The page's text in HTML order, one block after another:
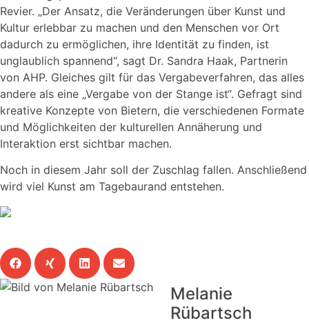
Revier. „Der Ansatz, die Veränderungen über Kunst und
Kultur erlebbar zu machen und den Menschen vor Ort
dadurch zu ermöglichen, ihre Identität zu finden, ist
unglaublich spannend“, sagt Dr. Sandra Haak, Partnerin
von AHP. Gleiches gilt für das Vergabeverfahren, das alles
andere als eine „Vergabe von der Stange ist“. Gefragt sind
kreative Konzepte von Bietern, die verschiedenen Formate
und Möglichkeiten der kulturellen Annäherung und
Interaktion erst sichtbar machen.
Noch in diesem Jahr soll der Zuschlag fallen. Anschließend
wird viel Kunst am Tagebaurand entstehen.
Melanie
Rübartsch